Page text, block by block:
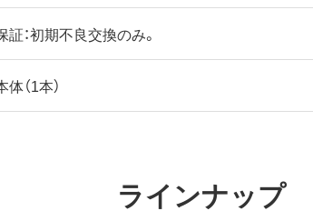
証：初期不良交換のみ。
体（1本）
ラインナップ